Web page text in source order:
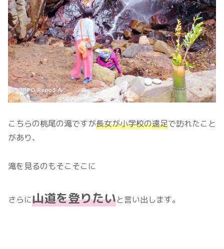
こちらの桃尾の滝ですが長女が小学校の遠足で訪れたこと
があり、
滝を見るのもそこそこに
さらに山道を登りたいと言い出します。